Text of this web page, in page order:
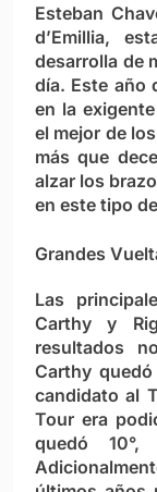
Esteban
d’Emillia,
desarrolla de
día. Este año
en la
el mejor de
más que
alzar los
en este tipo
Grandes
Las
Carthy y
resultados
Carthy
candidato al
Tour era
quedó